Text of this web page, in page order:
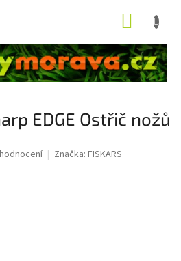
EDGE Ostřič nožů
Značka: FISKARS